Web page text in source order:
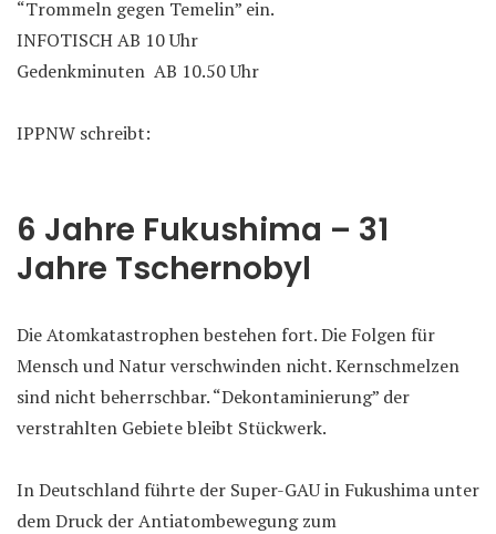
“Trommeln gegen Temelin” ein.
INFOTISCH AB 10 Uhr
Gedenkminuten AB 10.50 Uhr
IPPNW schreibt:
6 Jahre Fukushima – 31
Jahre Tschernobyl
Die Atomkatastrophen bestehen fort. Die Folgen für
Mensch und Natur verschwinden nicht. Kernschmelzen
sind nicht beherrschbar. “Dekontaminierung” der
verstrahlten Gebiete bleibt Stückwerk.
In Deutschland führte der Super-GAU in Fukushima unter
dem Druck der Antiatombewegung zum